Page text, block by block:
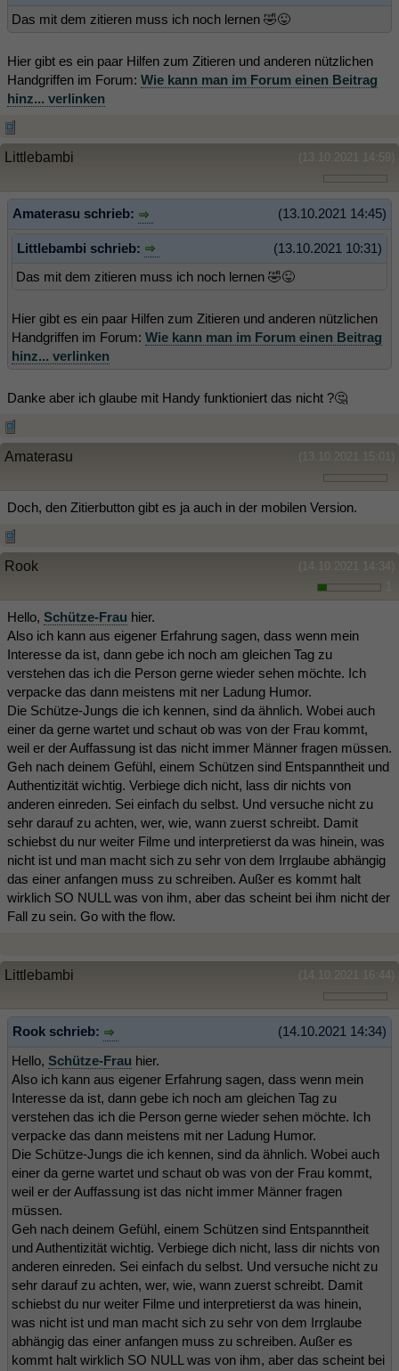
Das mit dem zitieren muss ich noch lernen 🤣😜
Hier gibt es ein paar Hilfen zum Zitieren und anderen nützlichen
Handgriffen im Forum: Wie kann man im Forum einen Beitrag
hinz... verlinken
(13.10.2021 14:59)
Littlebambi
(13.10.2021 14:45)
Amaterasu schrieb:
(13.10.2021 10:31)
Littlebambi schrieb:
Das mit dem zitieren muss ich noch lernen 🤣😜
Hier gibt es ein paar Hilfen zum Zitieren und anderen nützlichen
Handgriffen im Forum: Wie kann man im Forum einen Beitrag
hinz... verlinken
Danke aber ich glaube mit Handy funktioniert das nicht ?🤔
(13.10.2021 15:01)
Amaterasu
Doch, den Zitierbutton gibt es ja auch in der mobilen Version.
(14.10.2021 14:34)
Rook
Hello, Schütze-Frau hier.
Also ich kann aus eigener Erfahrung sagen, dass wenn mein
Interesse da ist, dann gebe ich noch am gleichen Tag zu
verstehen das ich die Person gerne wieder sehen möchte. Ich
verpacke das dann meistens mit ner Ladung Humor.
Die Schütze-Jungs die ich kennen, sind da ähnlich. Wobei auch
einer da gerne wartet und schaut ob was von der Frau kommt,
weil er der Auffassung ist das nicht immer Männer fragen müssen.
Geh nach deinem Gefühl, einem Schützen sind Entspanntheit und
Authentizität wichtig. Verbiege dich nicht, lass dir nichts von
anderen einreden. Sei einfach du selbst. Und versuche nicht zu
sehr darauf zu achten, wer, wie, wann zuerst schreibt. Damit
schiebst du nur weiter Filme und interpretierst da was hinein, was
nicht ist und man macht sich zu sehr von dem Irrglaube abhängig
das einer anfangen muss zu schreiben. Außer es kommt halt
wirklich SO NULL was von ihm, aber das scheint bei ihm nicht der
Fall zu sein. Go with the flow.
(14.10.2021 16:44)
Littlebambi
(14.10.2021 14:34)
Rook schrieb:
Hello, Schütze-Frau hier.
Also ich kann aus eigener Erfahrung sagen, dass wenn mein
Interesse da ist, dann gebe ich noch am gleichen Tag zu
verstehen das ich die Person gerne wieder sehen möchte. Ich
verpacke das dann meistens mit ner Ladung Humor.
Die Schütze-Jungs die ich kennen, sind da ähnlich. Wobei auch
einer da gerne wartet und schaut ob was von der Frau kommt,
weil er der Auffassung ist das nicht immer Männer fragen
müssen.
Geh nach deinem Gefühl, einem Schützen sind Entspanntheit
und Authentizität wichtig. Verbiege dich nicht, lass dir nichts von
anderen einreden. Sei einfach du selbst. Und versuche nicht zu
sehr darauf zu achten, wer, wie, wann zuerst schreibt. Damit
schiebst du nur weiter Filme und interpretierst da was hinein,
was nicht ist und man macht sich zu sehr von dem Irrglaube
abhängig das einer anfangen muss zu schreiben. Außer es
kommt halt wirklich SO NULL was von ihm, aber das scheint bei